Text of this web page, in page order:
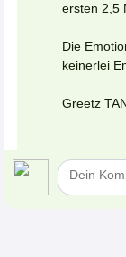
ersten 2,5
Die
keinerlei
Greetz